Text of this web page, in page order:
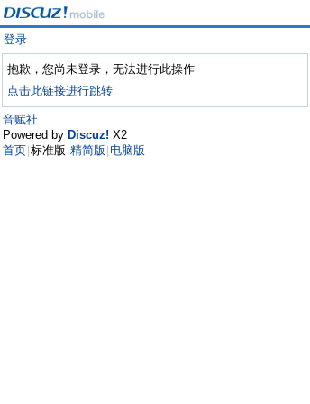
登录
抱歉，您尚未登录，无法进行此操作
点击此链接进行跳转
音赋社
Powered by Discuz! X2
首页 标准版 精简版 电脑版